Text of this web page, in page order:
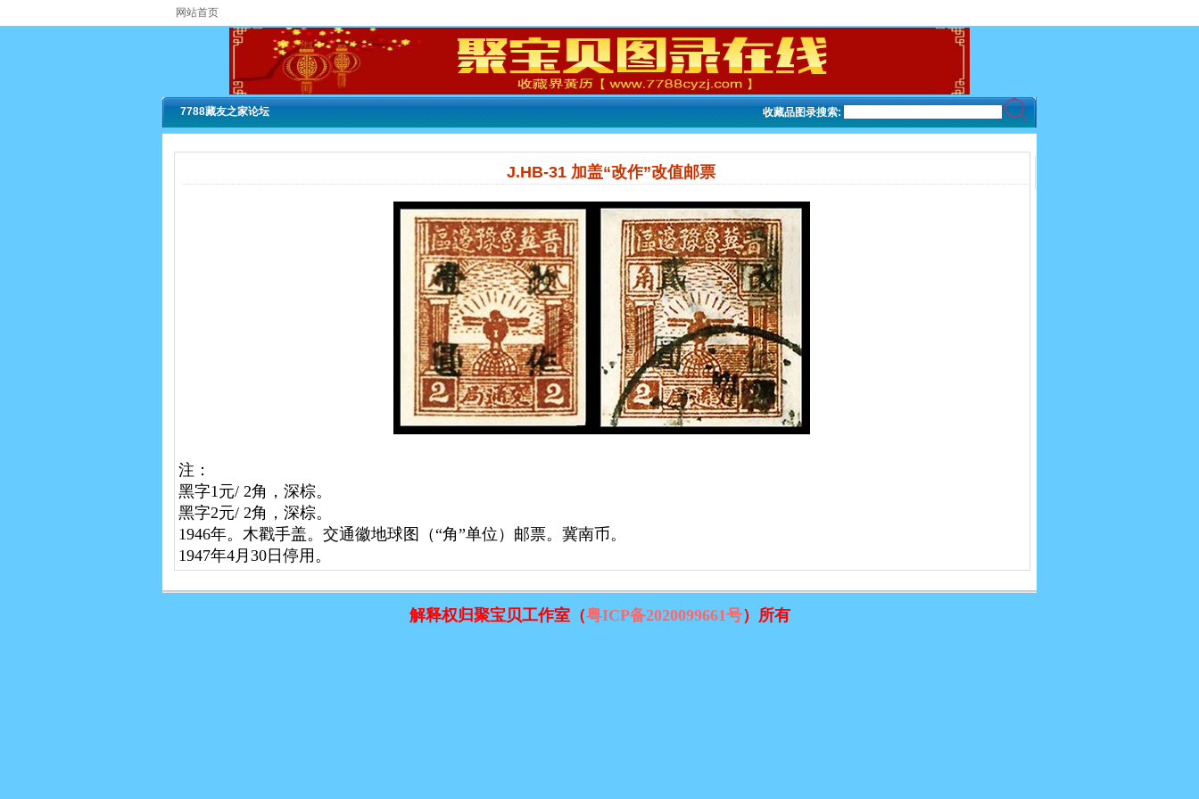
网站首页
7788藏友之家论坛 收藏品图录搜索:
J.HB-31 加盖“改作”改值邮票
注：
黑字1元/ 2角，深棕。
黑字2元/ 2角，深棕。
1946年。木戳手盖。交通徽地球图（“角”单位）邮票。冀南币。
1947年4月30日停用。
解释权归聚宝贝工作室（粤ICP备2020099661号）所有